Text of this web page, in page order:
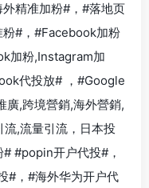
精准加粉#，#落地页
#，#Facebook加粉
加粉,Instagram加
代投放# ，#Google
廣,跨境營銷,海外營銷,
,流量引流，日本投
##popin开户代投#，
#，#海外华为开户代